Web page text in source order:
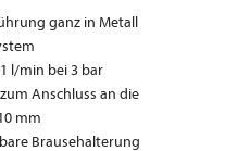
ganz in Metall
l/min bei 3 bar
Anschluss an die
mm
Brausehalterung